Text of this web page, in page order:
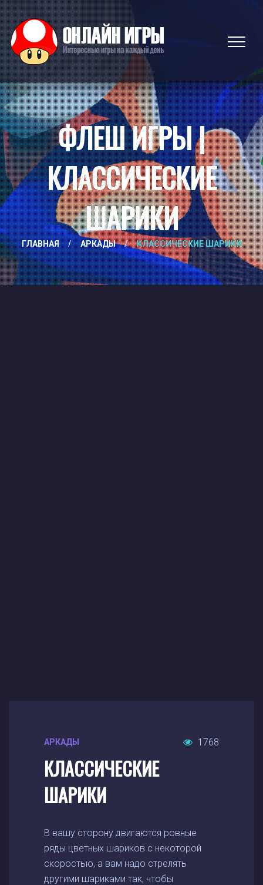
ФЛЕШ ИГРЫ |
КЛАССИЧЕСКИЕ
ШАРИКИ
ГЛАВНАЯ / АРКАДЫ / КЛАССИЧЕСКИЕ ШАРИКИ
АРКАДЫ 1768
КЛАССИЧЕСКИЕ
ШАРИКИ
В вашу сторону двигаются ровные
ряды цветных шариков с некоторой
скоростью, а вам надо стрелять
другими шариками так, чтобы